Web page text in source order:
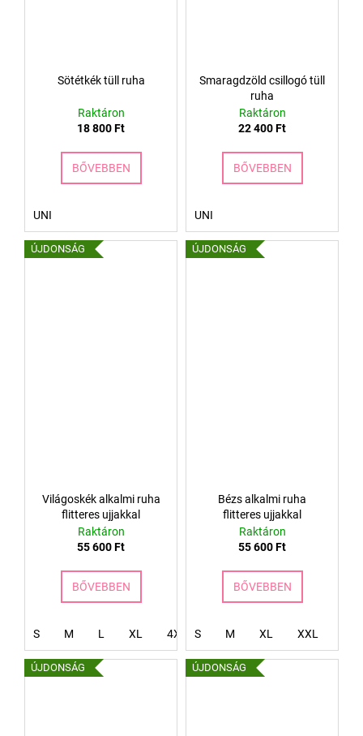
Sötétkék tüll ruha
Raktáron
18 800 Ft
BŐVEBBEN
UNI
Smaragdzöld csillogó tüll
ruha
Raktáron
22 400 Ft
BŐVEBBEN
UNI
ÚJDONSÁG
Világoskék alkalmi ruha
flitteres ujjakkal
Raktáron
55 600 Ft
BŐVEBBEN
S M L XL 4XL
ÚJDONSÁG
Bézs alkalmi ruha
flitteres ujjakkal
Raktáron
55 600 Ft
BŐVEBBEN
S M XL XXL
ÚJDONSÁG ÚJDONSÁG